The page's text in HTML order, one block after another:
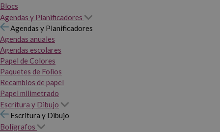
Blocs
Agendas y Planificadores
Agendas y Planificadores
Agendas anuales
Agendas escolares
Papel de Colores
Paquetes de Folios
Recambios de papel
Papel milimetrado
Escritura y Dibujo
Escritura y Dibujo
Bolígrafos